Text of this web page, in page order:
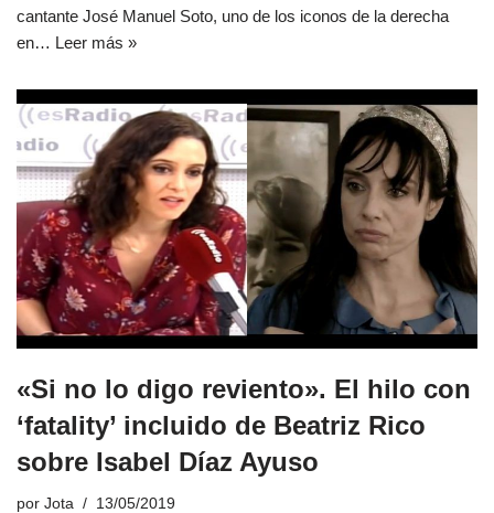
cantante José Manuel Soto, uno de los iconos de la derecha
en… Leer más »
«Si no lo digo reviento». El hilo con
‘fatality’ incluido de Beatriz Rico
sobre Isabel Díaz Ayuso
por Jota 13/05/2019